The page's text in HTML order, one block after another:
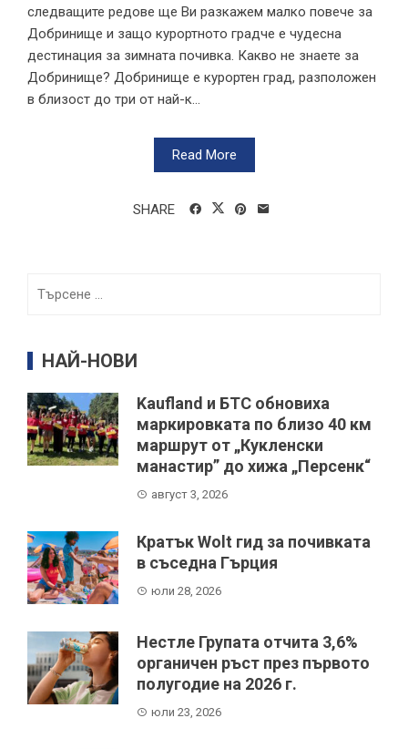
следващите редове ще Ви разкажем малко повече за
Добринище и защо курортното градче е чудесна
дестинация за зимната почивка. Какво не знаете за
Добринище? Добринище е курортен град, разположен
в близост до три от най-к...
Read More
SHARE
НАЙ-НОВИ
Kaufland и БТС обновиха
маркировката по близо 40 км
маршрут от „Кукленски
манастир” до хижа „Персенк“
август 3, 2026
Кратък Wolt гид за почивката
в съседна Гърция
юли 28, 2026
Нестле Групата отчита 3,6%
органичен ръст през първото
полугодие на 2026 г.
юли 23, 2026